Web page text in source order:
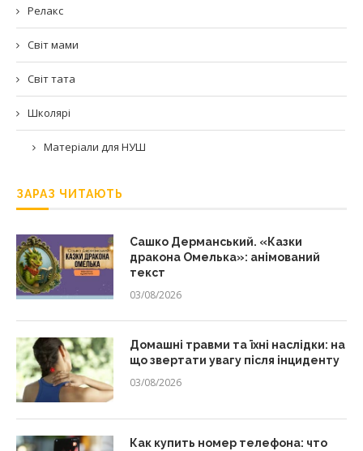
Релакс
Світ мами
Світ тата
Школярі
Матеріали для НУШ
ЗАРАЗ ЧИТАЮТЬ
Сашко Дерманський. «Казки
дракона Омелька»: анімований
текст
03/08/2026
Домашні травми та їхні наслідки: на
що звертати увагу після інциденту
03/08/2026
Как купить номер телефона: что